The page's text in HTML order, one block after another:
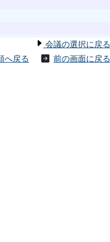
会議の選択に戻る
へ戻る
前の画面に戻る